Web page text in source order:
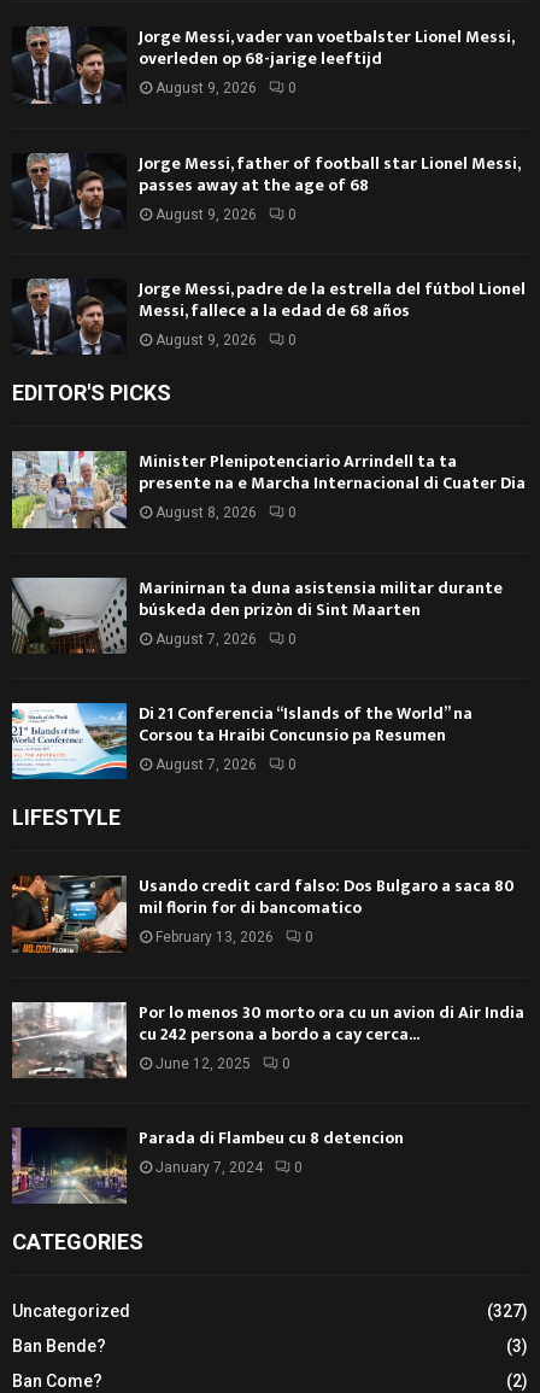
Jorge Messi, vader van voetbalster Lionel Messi,
overleden op 68-jarige leeftijd
August 9, 2026 0
Jorge Messi, father of football star Lionel Messi,
passes away at the age of 68
August 9, 2026 0
Jorge Messi, padre de la estrella del fútbol Lionel
Messi, fallece a la edad de 68 años
August 9, 2026 0
EDITOR'S PICKS
Minister Plenipotenciario Arrindell ta ta
presente na e Marcha Internacional di Cuater Dia
August 8, 2026 0
Marinirnan ta duna asistensia militar durante
búskeda den prizòn di Sint Maarten
August 7, 2026 0
Di 21 Conferencia “Islands of the World” na
Corsou ta Hraibi Concunsio pa Resumen
August 7, 2026 0
LIFESTYLE
Usando credit card falso: Dos Bulgaro a saca 80
mil florin for di bancomatico
February 13, 2026 0
Por lo menos 30 morto ora cu un avion di Air India
cu 242 persona a bordo a cay cerca...
June 12, 2025 0
Parada di Flambeu cu 8 detencion
January 7, 2024 0
CATEGORIES
Uncategorized
(327)
Ban Bende?
(3)
Ban Come?
(2)